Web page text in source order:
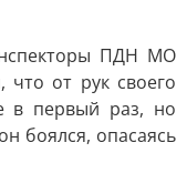
ПДН МО
что от рук своего
в первый раз, но
боялся, опасаясь